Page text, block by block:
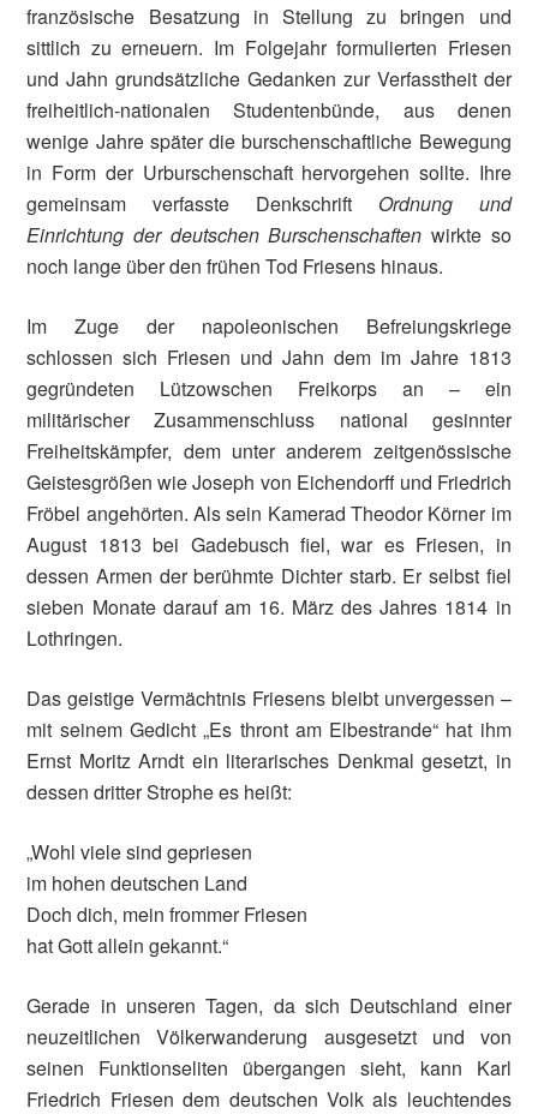
französische Besatzung in Stellung zu bringen und
sittlich zu erneuern. Im Folgejahr formulierten Friesen
und Jahn grundsätzliche Gedanken zur Verfasstheit der
freiheitlich-nationalen Studentenbünde, aus denen
wenige Jahre später die burschenschaftliche Bewegung
in Form der Urburschenschaft hervorgehen sollte. Ihre
gemeinsam verfasste Denkschrift Ordnung und
Einrichtung der deutschen Burschenschaften wirkte so
noch lange über den frühen Tod Friesens hinaus.
Im Zuge der napoleonischen Befreiungskriege
schlossen sich Friesen und Jahn dem im Jahre 1813
gegründeten Lützowschen Freikorps an – ein
militärischer Zusammenschluss national gesinnter
Freiheitskämpfer, dem unter anderem zeitgenössische
Geistesgrößen wie Joseph von Eichendorff und Friedrich
Fröbel angehörten. Als sein Kamerad Theodor Körner im
August 1813 bei Gadebusch fiel, war es Friesen, in
dessen Armen der berühmte Dichter starb. Er selbst fiel
sieben Monate darauf am 16. März des Jahres 1814 in
Lothringen.
Das geistige Vermächtnis Friesens bleibt unvergessen –
mit seinem Gedicht „Es thront am Elbestrande“ hat ihm
Ernst Moritz Arndt ein literarisches Denkmal gesetzt, in
dessen dritter Strophe es heißt:
„Wohl viele sind gepriesen
im hohen deutschen Land
Doch dich, mein frommer Friesen
hat Gott allein gekannt.“
Gerade in unseren Tagen, da sich Deutschland einer
neuzeitlichen Völkerwanderung ausgesetzt und von
seinen Funktionseliten übergangen sieht, kann Karl
Friedrich Friesen dem deutschen Volk als leuchtendes